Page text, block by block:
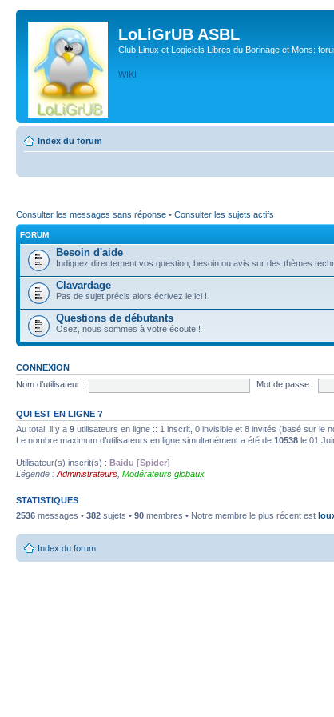
LoLiGrUB ASBL
Club Linux et Logiciels Libres du Borinage et Mons:
WIKI
Index du forum
Consulter les messages sans réponse • Consulter les sujets actifs
FORUM
Besoin d'aide
Indiquez directement vos question, besoin ou avis sur des thèmes
Clavardage
Pas de sujet précis alors écrivez le ici !
Questions de débutants
Osez, nous sommes à votre écoute !
CONNEXION
Nom d’utilisateur :
Mot de passe :
QUI EST EN LIGNE ?
Au total, il y a 9 utilisateurs en ligne :: 1 inscrit, 0 invisible et 8 invités (basé sur le
Le nombre maximum d’utilisateurs en ligne simultanément a été de 10538 le 01
Utilisateur(s) inscrit(s) : Baidu [Spider]
Légende : Administrateurs Modérateurs globaux
STATISTIQUES
2536 messages • 382 sujets • 90 membres • Notre membre le plus récent est
Index du forum